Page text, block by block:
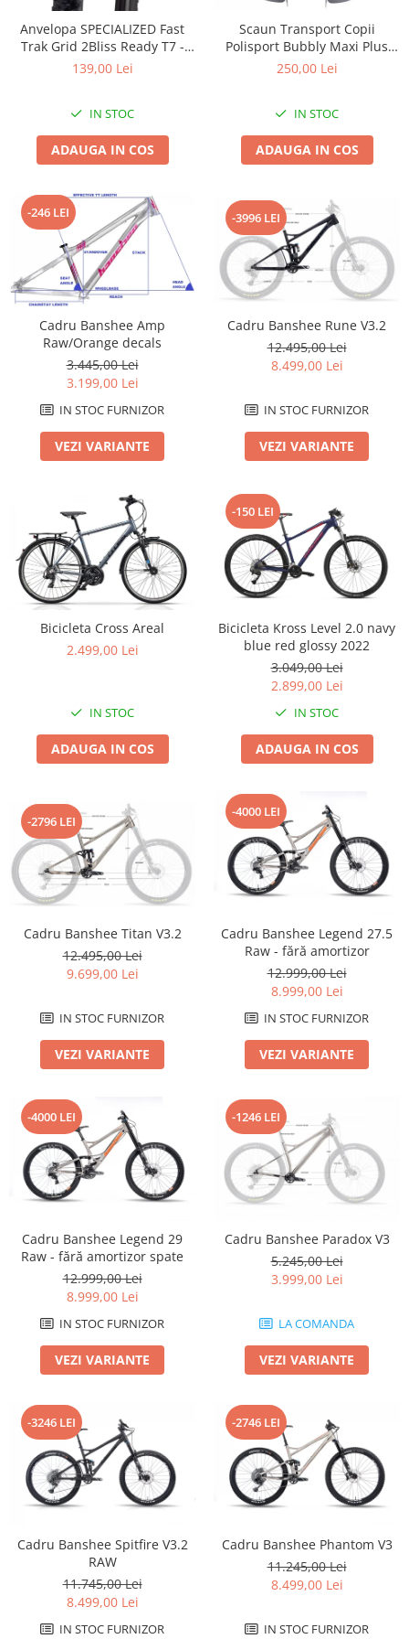
Camere
Cuvete (headset)
Frâne pe jantă
Plăcuțe frână
Piese frâne
Frâne pe disc
Furci fixe
Piese furci
Furci cu suspensie
Ghidaje și întinzătoare lanț
Ghidoane și atașabile
Jante
Lanțuri
Za conectare rapidă
Manete frână
Manete combo
Piese manete
Manete schimbător
Manșoane și ghidolină
Ghidolină
Accesorii
Pinioane
Pipe
Roți spate
Set roți
Accesorii roți
Roți față
Schimbătoare spate
Tije sa
Tije telescopice
Coliere tije șa
Manete tije telescopice
Piese tije sa
Tije fixe
Tubeless și soluții anti-pană
Arcuri
Groupset
Pompe
Produse întreținere
Scule și dispozitive
Sisteme antifurt
Sonerii
Suporți și portbagaje auto
Încălțăminte
Anvelopa SPECIALIZED Fast
Trak Grid 2Bliss Ready T7 -
29x2.35 Black - Tubeless
139,00 Lei
IN STOC
ADAUGA IN COS
Scaun Transport Copii
Polisport Bubbly Maxi Plus
CFS PRINDERE pe PORTBAGAJ
250,00 Lei
IN STOC
ADAUGA IN COS
-246 LEI
Cadru Banshee Amp
Raw/Orange decals
3.445,00 Lei
3.199,00 Lei
IN STOC FURNIZOR
VEZI VARIANTE
-3996 LEI
Cadru Banshee Rune V3.2
12.495,00 Lei
8.499,00 Lei
IN STOC FURNIZOR
VEZI VARIANTE
Bicicleta Cross Areal
2.499,00 Lei
IN STOC
ADAUGA IN COS
-150 LEI
Bicicleta Kross Level 2.0 navy
blue red glossy 2022
3.049,00 Lei
2.899,00 Lei
IN STOC
ADAUGA IN COS
-2796 LEI
Cadru Banshee Titan V3.2
12.495,00 Lei
9.699,00 Lei
IN STOC FURNIZOR
VEZI VARIANTE
-4000 LEI
Cadru Banshee Legend 27.5
Raw - fără amortizor
12.999,00 Lei
8.999,00 Lei
IN STOC FURNIZOR
VEZI VARIANTE
-4000 LEI
Cadru Banshee Legend 29
Raw - fără amortizor spate
12.999,00 Lei
8.999,00 Lei
IN STOC FURNIZOR
VEZI VARIANTE
-1246 LEI
Cadru Banshee Paradox V3
5.245,00 Lei
3.999,00 Lei
LA COMANDA
VEZI VARIANTE
-3246 LEI
Cadru Banshee Spitfire V3.2
RAW
11.745,00 Lei
8.499,00 Lei
IN STOC FURNIZOR
-2746 LEI
Cadru Banshee Phantom V3
11.245,00 Lei
8.499,00 Lei
IN STOC FURNIZOR